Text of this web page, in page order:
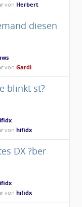
von Herbert
diesen
vonGardi
blinkt st?
vonhifidx
DX ?ber
vonhifidx